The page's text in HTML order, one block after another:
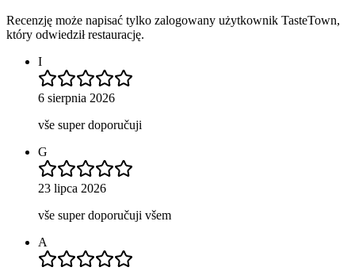
Recenzję może napisać tylko zalogowany użytkownik TasteTown,
który odwiedził restaurację.
I
6 sierpnia 2026
vše super doporučuji
G
23 lipca 2026
vše super doporučuji všem
A